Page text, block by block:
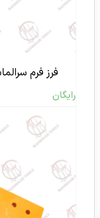
فرز فرم سرالماس قطر
رایگان